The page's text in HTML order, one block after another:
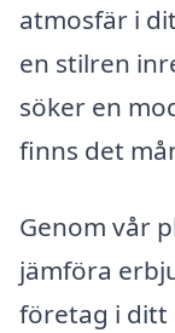
atmosfär i
en stilren
söker en
finns det
Genom vår
jämföra
företag i ditt